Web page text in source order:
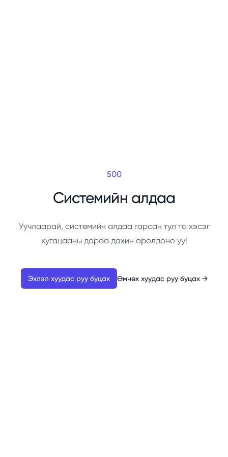
500
Системийн алдаа
Уучлаарай, системийн алдаа гарсан тул та хэсэг
хугацааны дараа дахин оролдоно уу!
Эхлэл хуудас руу буцах Өмнөх хуудас руу буцах →